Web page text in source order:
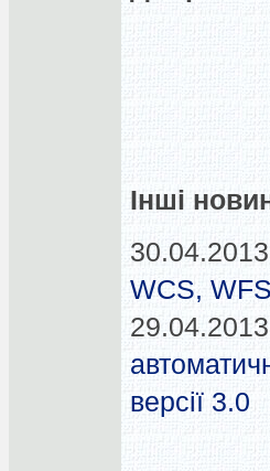
Інші
30.04.2013
WCS,
29.04.2013
версії 3.0